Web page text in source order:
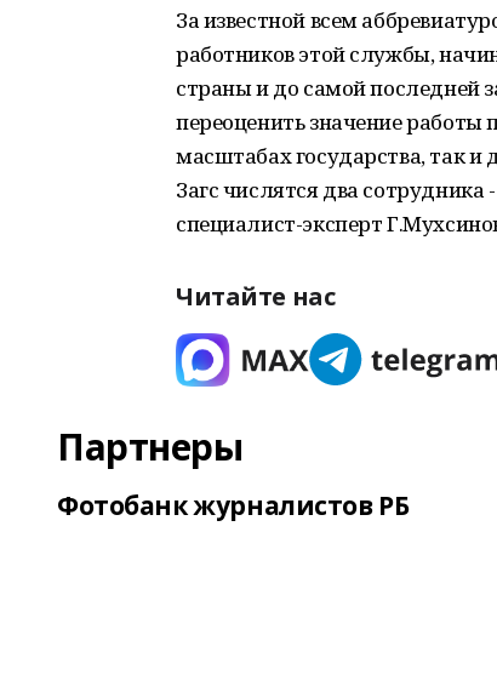
За известной всем
работников этой службы,
страны и до самой последней
переоценить значение работы
масштабах государства, так и
Загс числятся два
специалист-эксперт
Читайте нас
Партнеры
Фотобанк журналистов РБ